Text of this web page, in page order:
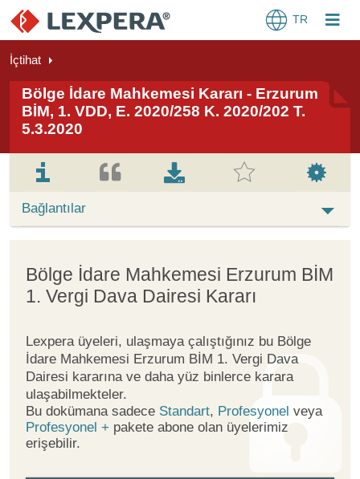
TR
İçtihat
Bölge İdare Mahkemesi Kararı - Erzurum
BİM, 1. VDD, E. 2020/258 K. 2020/202 T.
5.3.2020
Bağlantılar
Bölge İdare Mahkemesi Erzurum BİM
1. Vergi Dava Dairesi Kararı
Lexpera üyeleri, ulaşmaya çalıştığınız bu Bölge
İdare Mahkemesi Erzurum BİM 1. Vergi Dava
Dairesi kararına ve daha yüz binlerce karara
ulaşabilmekteler.
Bu dokümana sadece Standart, Profesyonel veya
Profesyonel + pakete abone olan üyelerimiz
erişebilir.